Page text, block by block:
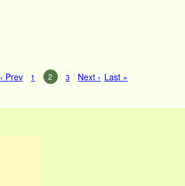
‹ Prev 1 2 3 Next › Last »